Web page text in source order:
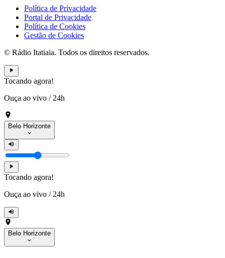
Política de Privacidade
Portal de Privacidade
Política de Cookies
Gestão de Cookies
© Rádio Itatiaia. Todos os direitos reservados.
Tocando agora!
Ouça ao vivo / 24h
Belo Horizonte
Tocando agora!
Ouça ao vivo / 24h
Belo Horizonte